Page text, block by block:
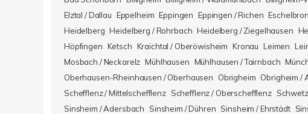
Elztal / Dallau Eppelheim Eppingen Eppingen / Richen
Heidelberg Heidelberg / Rohrbach Heidelberg / Ziegelhausen
Höpfingen Ketsch Kraichtal / Oberöwisheim Kronau Leimen
Mosbach / Neckarelz Mühlhausen Mühlhausen / Tairnbach
Oberhausen-Rheinhausen / Oberhausen
Obrigheim Obrigheim /
Schefflenz / Mittelschefflenz Schefflenz / Oberschefflenz
Sinsheim / Adersbach
Sinsheim / Dühren Sinsheim / Ehrstädt